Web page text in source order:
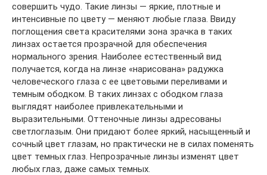
совершить чудо. Такие линзы — яркие, плотные и
интенсивные по цвету — меняют любые глаза. Ввиду
поглощения света красителями зона зрачка в таких
линзах остается прозрачной для обеспечения
нормального зрения. Наиболее естественный вид
получается, когда на линзе «нарисована» радужка
человеческого глаза с ее цветовыми переливами и
темным ободком. В таких линзах с ободком глаза
выглядят наиболее привлекательными и
выразительными. Оттеночные линзы адресованы
светлоглазым. Они придают более яркий, насыщенный и
сочный цвет глазам, но практически не в силах поменять
цвет темных глаз. Непрозрачные линзы изменят цвет
любых глаз, даже самых темных.